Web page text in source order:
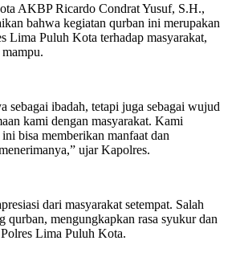
AKBP Ricardo Condrat Yusuf, S.H.,
bahwa kegiatan qurban ini merupakan
Lima Puluh Kota terhadap masyarakat,
sebagai ibadah, tetapi juga sebagai wujud
kami dengan masyarakat. Kami
bisa memberikan manfaat dan
ujar Kapolres.
dari masyarakat setempat. Salah
qurban, mengungkapkan rasa syukur dan
Lima Puluh Kota.